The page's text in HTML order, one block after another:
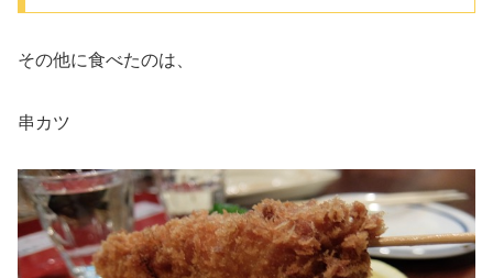
その他に食べたのは、
串カツ